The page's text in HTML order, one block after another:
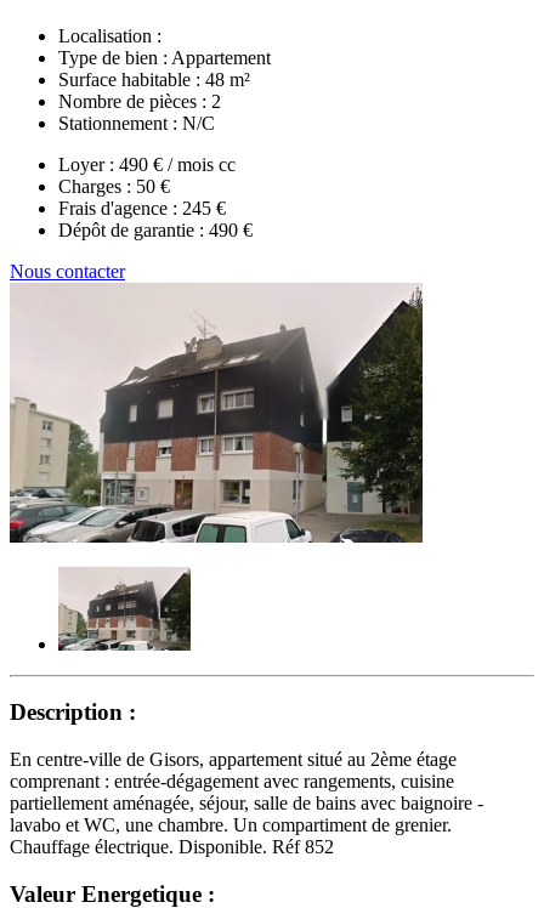
Localisation :
Type de bien : Appartement
Surface habitable : 48 m²
Nombre de pièces : 2
Stationnement : N/C
Loyer : 490 € / mois cc
Charges : 50 €
Frais d'agence : 245 €
Dépôt de garantie : 490 €
Nous contacter
Description :
En centre-ville de Gisors, appartement situé au 2ème étage
comprenant : entrée-dégagement avec rangements, cuisine
partiellement aménagée, séjour, salle de bains avec baignoire -
lavabo et WC, une chambre. Un compartiment de grenier.
Chauffage électrique. Disponible. Réf 852
Valeur Energetique :